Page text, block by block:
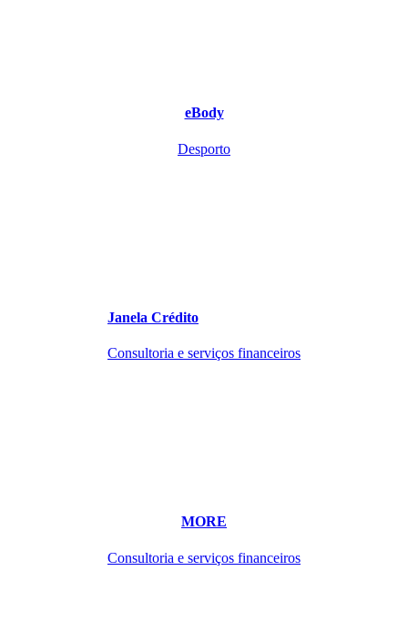
eBody
Desporto
Janela Crédito
Consultoria e serviços financeiros
MORE
Consultoria e serviços financeiros